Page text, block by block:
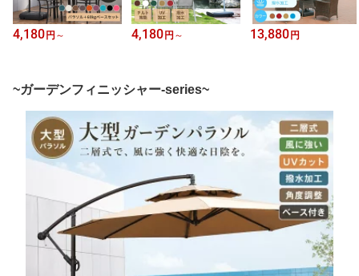
4,180円 ～ 4,180円 ～ 13,880円
~ガーデンフィニッシャー-series~